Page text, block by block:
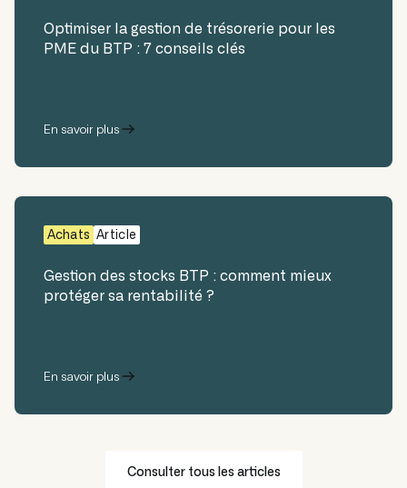
Optimiser la gestion de trésorerie pour les
PME du BTP : 7 conseils clés
En savoir plus
Achats Article
Gestion des stocks BTP : comment mieux
protéger sa rentabilité ?
En savoir plus
Consulter tous les articles